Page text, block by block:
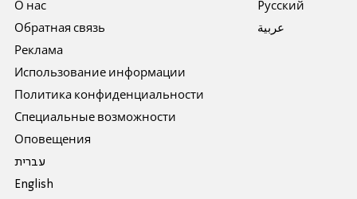
О нас
Обратная связь
Реклама
Использование информации
Политика конфиденциальности
Специальные возможности
Оповещения
עברית
English
Pусский
عربية